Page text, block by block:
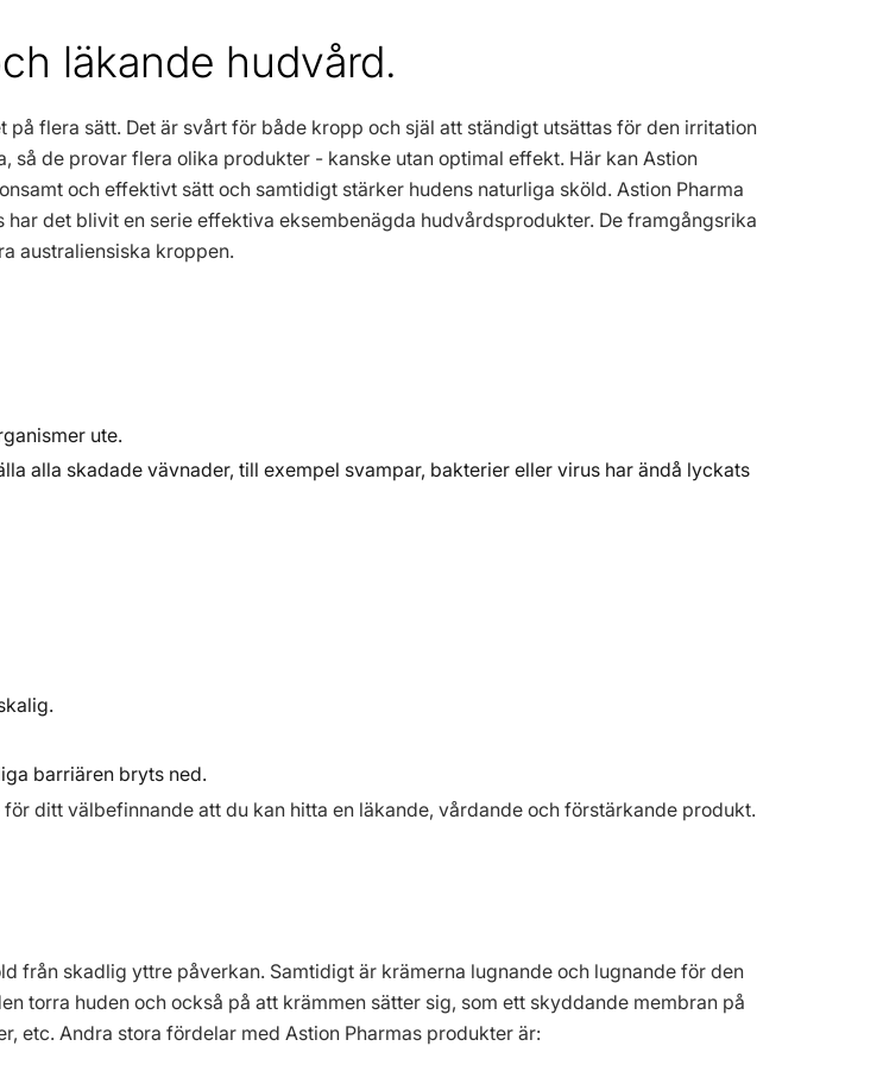
läkande hudvård.
flera sätt. Det är svårt för både kropp och själ att ständigt utsättas för den irritation
så de provar flera olika produkter - kanske utan optimal effekt. Här kan Astion
och effektivt sätt och samtidigt stärker hudens naturliga sköld. Astion Pharma
det blivit en serie effektiva eksembenägda hudvårdsprodukter. De framgångsrika
australiensiska kroppen.
ute.
alla skadade vävnader, till exempel svampar, bakterier eller virus har ändå lyckats
barriären bryts ned.
ditt välbefinnande att du kan hitta en läkande, vårdande och förstärkande produkt.
från skadlig yttre påverkan. Samtidigt är krämerna lugnande och lugnande för den
torra huden och också på att krämmen sätter sig, som ett skyddande membran på
etc. Andra stora fördelar med Astion Pharmas produkter är: